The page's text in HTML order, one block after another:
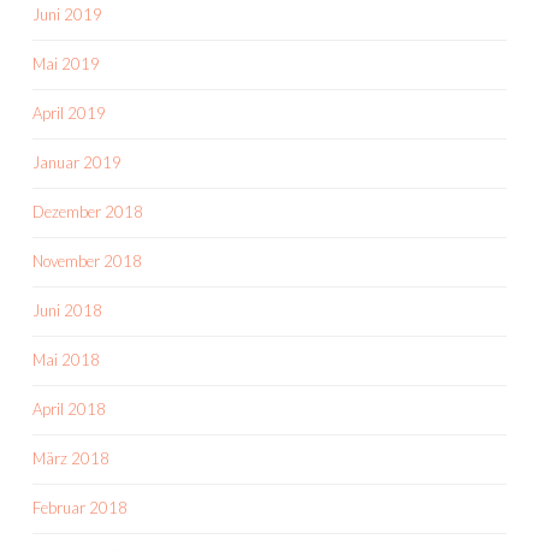
Juni 2019
Mai 2019
April 2019
Januar 2019
Dezember 2018
November 2018
Juni 2018
Mai 2018
April 2018
März 2018
Februar 2018